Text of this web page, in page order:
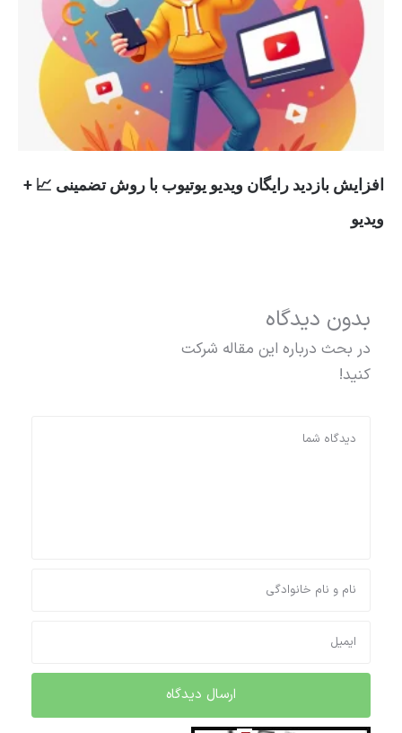
افزایش بازدید رایگان ویدیو یوتیوب با روش تضمینی 📈 +
ویدیو
بدون دیدگاه
در بحث درباره این مقاله شرکت
کنید!